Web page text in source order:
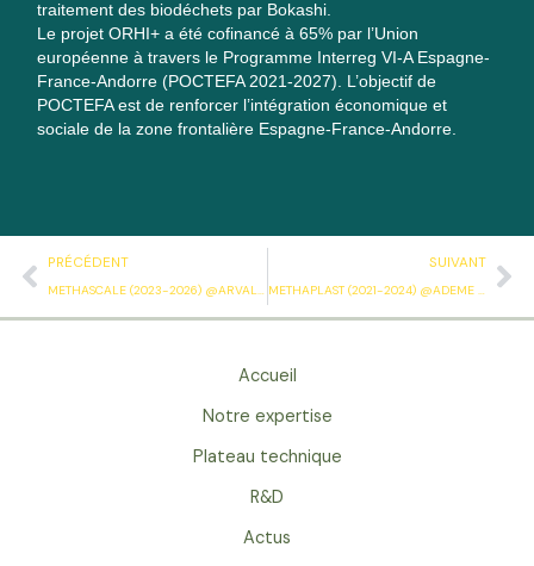
traitement des biodéchets par Bokashi.
Le projet ORHI+ a été cofinancé à 65% par l’Union
européenne à travers le Programme Interreg VI-A Espagne-
France-Andorre (POCTEFA 2021-2027). L’objectif de
POCTEFA est de renforcer l’intégration économique et
sociale de la zone frontalière Espagne-France-Andorre.
Précédent
PRÉCÉDENT
METHASCALE (2023-2026) @ARVALIS @INRAEMONTPELLIER @TOTALENERGIES ONETECH :
SUIVANT
METHAPLAST (2021-2024) @ADEME GRAINE @RITTMO @BIONERVAL SARIA GROUPE @IRMA :
Accueil
Notre expertise
Plateau technique
R&D
Actus